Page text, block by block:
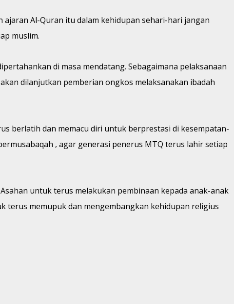
ajaran Al-Quran itu dalam kehidupan sehari-hari jangan
muslim.
di masa mendatang. Sebagaimana pelaksanaan
dilanjutkan pemberian ongkos melaksanakan ibadah
berlatih dan memacu diri untuk berprestasi di kesempatan-
, agar generasi penerus MTQ terus lahir setiap
untuk terus melakukan pembinaan kepada anak-anak
terus memupuk dan mengembangkan kehidupan religius